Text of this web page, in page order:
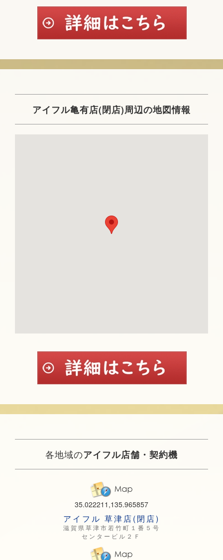
アイフル亀有店(閉店)周辺の地図情報
各地域のアイフル店舗・契約機
35.022211,135.965857
アイフル 草津店(閉店)
滋賀県草津市若竹町１番５号
センタービル２Ｆ